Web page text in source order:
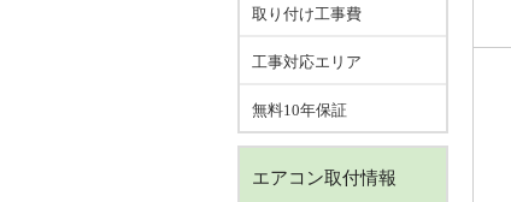
取り付け工事費
工事対応エリア
無料10年保証
エアコン取付情報